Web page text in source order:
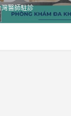
灣醫師駐診